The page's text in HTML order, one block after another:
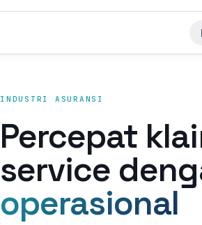
INDUSTRI ASURANSI
Percepat
service
operasional